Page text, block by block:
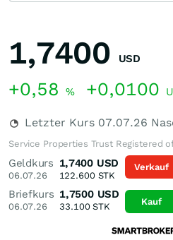
1,7400 USD
+0,58 % +0,0100
Letzter Kurs 07.07.26
Service Properties Trust Registered
Geldkurs
06.07.26
1,7400 USD
122.600STK
Briefkurs
06.07.26
1,7500 USD
33.100STK
Verkauf
Kauf